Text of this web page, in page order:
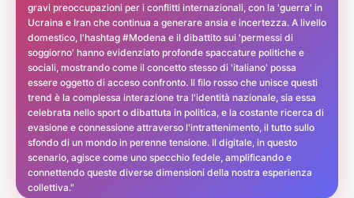
gravi preoccupazioni per i conflitti internazionali, con la 'guerra' in
Ucraina e Iran che continua a generare ansia e incertezza. A livello
domestico, l'hashtag #Modena e il dibattito sui 'permessi di
soggiorno' hanno evidenziato profonde spaccature politiche e
sociali, mostrando come il concetto stesso di 'italiano' possa
essere oggetto di acceso confronto. Il filo rosso che unisce questi
trend è la complessa interazione tra l'identità nazionale, sia essa
celebrata nello sport o dibattuta in politica, e la costante ricerca di
evasione e connessione attraverso l'intrattenimento, il tutto sullo
sfondo di un mondo in perenne tensione. Il digitale, in questo
scenario, agisce come uno specchio fedele, amplificando e
connettendo queste diverse dimensioni della nostra esperienza
collettiva."